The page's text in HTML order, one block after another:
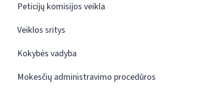
Peticijų komisijos veikla
Veiklos sritys
Kokybės vadyba
Mokesčių administravimo procedūros